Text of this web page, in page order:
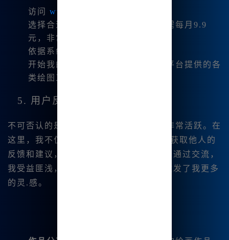
访问 www.bzu.cn
选择合适的会员套餐，价格最低仅需每月9.9
元，非常划算。
依据系统提示，完成注册和设置。
开始我的艺术创作之旅，随意使用平台提供的各
类绘图工具。
5. 用户反馈与社区互动
不可否认的是，Midjourney的用户社区非常活跃。在
这里，我不仅可以分享我的作品，还能获取他人的
反馈和建议，形成一个良好的创作氛围。通过交流，
我受益匪浅，许多用户的创意和技巧也激发了我更多
的灵.感。